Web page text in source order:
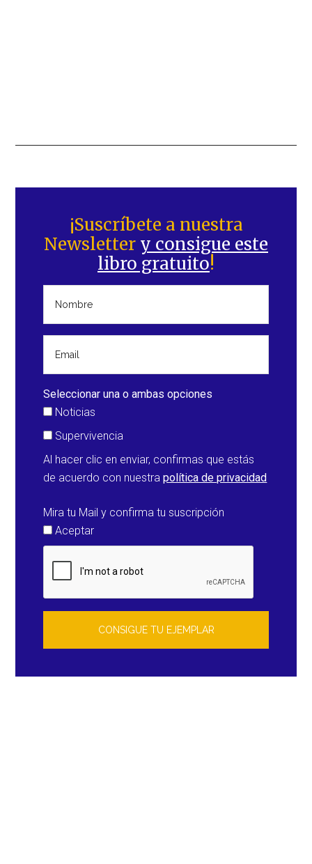
lateral
principal
¡Suscríbete a nuestra
Newsletter y consigue este
libro gratuito!
Seleccionar una o ambas opciones
Noticias
Supervivencia
Al hacer clic en enviar, confirmas que estás
de acuerdo con nuestrapolítica de privacidad
Mira tu Mail y confirma tu suscripción
Aceptar